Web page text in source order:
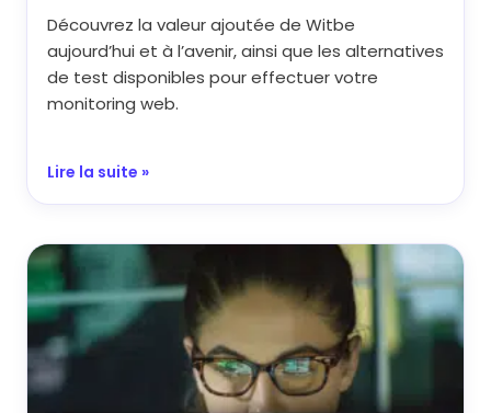
Découvrez la valeur ajoutée de Witbe
aujourd’hui et à l’avenir, ainsi que les alternatives
de test disponibles pour effectuer votre
monitoring web.
Lire la suite »